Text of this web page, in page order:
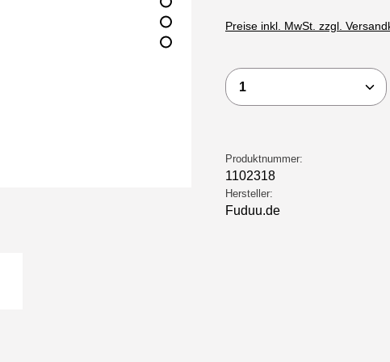
Preise inkl. MwSt. zzgl.
Produkt Anzahl:
Produktnummer:
1102318
Hersteller:
Fuduu.de